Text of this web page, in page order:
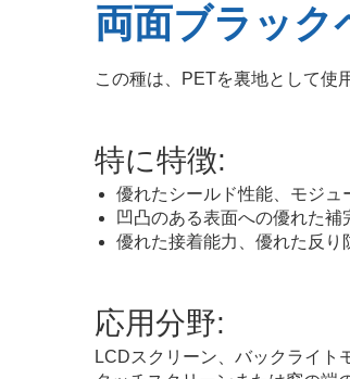
両面ブラック
この種は、PETを裏地として使
特に特徴:
優れたシールド性能、モジュ
凹凸のある表面への優れた補
優れた接着能力、優れた反り
応用分野:
LCDスクリーン、バックライト